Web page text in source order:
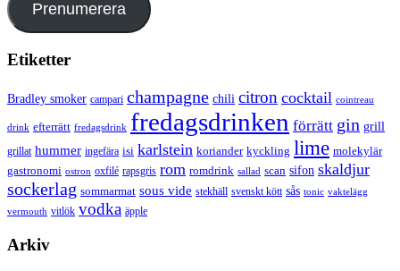
Prenumerera
Etiketter
Bradley smoker campari champagne chili citron cocktail cointreau
drink efterrätt fredagsdrink fredagsdrinken förrätt gin grill
grillat hummer ingefära isi karlstein koriander kyckling lime molekylär
gastronomi ostron oxfilé rapsgris rom romdrink sallad scan sifon skaldjur
sockerlag sommarmat sous vide stekhäll svenskt kött sås tonic vaktelägg
vermouth vitlök vodka äpple
Arkiv